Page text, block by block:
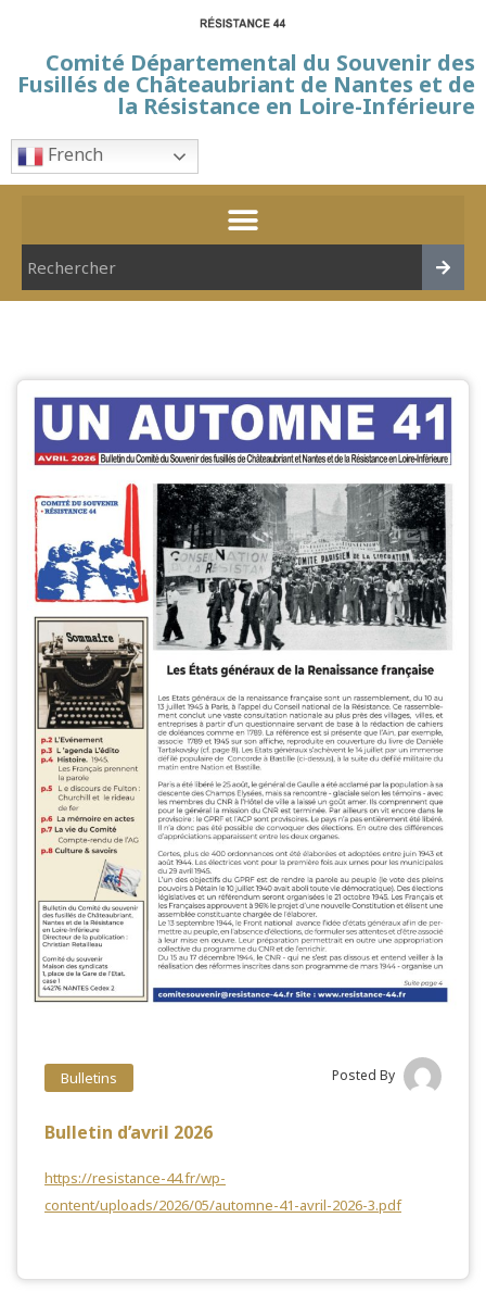
Comité Départemental du Souvenir des
Fusillés de Châteaubriant de Nantes et de
la Résistance en Loire-Inférieure
French
Bulletins Posted By
Bulletin d’avril 2026
https://resistance-44.fr/wp-
content/uploads/2026/05/automne-41-avril-2026-3.pdf